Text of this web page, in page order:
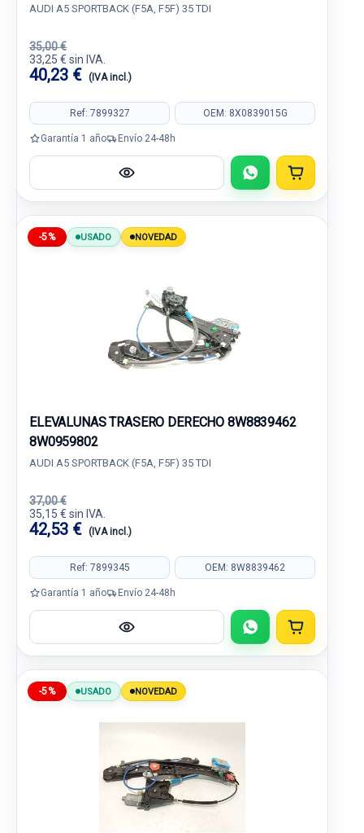
AUDI A5 SPORTBACK (F5A, F5F) 35 TDI
35,00 €
33,25 € sin IVA.
40,23 € (IVA incl.)
Ref: 7899327 OEM: 8X0839015G
Garantía 1 año Envío 24-48h
-5% USADO NOVEDAD
ELEVALUNAS TRASERO DERECHO 8W8839462
8W0959802
AUDI A5 SPORTBACK (F5A, F5F) 35 TDI
37,00 €
35,15 € sin IVA.
42,53 € (IVA incl.)
Ref: 7899345 OEM: 8W8839462
Garantía 1 año Envío 24-48h
-5% USADO NOVEDAD